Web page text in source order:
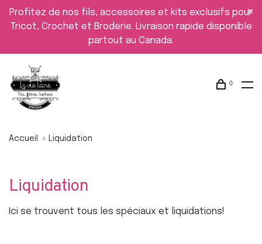
Profitez de nos fils, accessoires et kits exclusifs pour
Tricot, Crochet et Broderie. Livraison rapide disponible
partout au Canada.
0
Accueil Liquidation
Liquidation
Ici se trouvent tous les spéciaux et liquidations!